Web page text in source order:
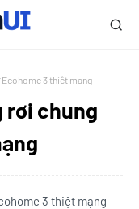
Ecohome 3 thiệt mạng
rơi chung